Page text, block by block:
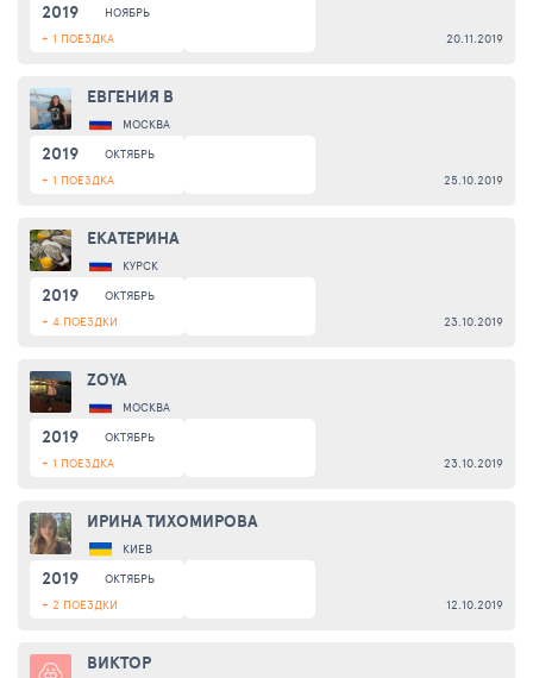
2019
НОЯБРЬ
+ 1 ПОЕЗДКА
20.11.2019
ЕВГЕНИЯ В
МОСКВА
2019
ОКТЯБРЬ
+ 1 ПОЕЗДКА
25.10.2019
ЕКАТЕРИНА
КУРСК
2019
ОКТЯБРЬ
+ 4 ПОЕЗДКИ
23.10.2019
ZOYA
МОСКВА
2019
ОКТЯБРЬ
+ 1 ПОЕЗДКА
23.10.2019
ИРИНА ТИХОМИРОВА
КИЕВ
2019
ОКТЯБРЬ
+ 2 ПОЕЗДКИ
12.10.2019
ВИКТОР